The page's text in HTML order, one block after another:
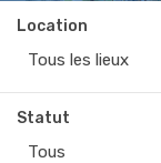
Location
Tous les lieux
Statut
Tous